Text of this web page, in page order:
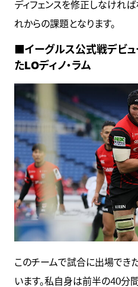
ディフェンスを修正しなければ
れからの課題となります。
■イーグルス公式戦デビ
たLOディノ・ラム
このチームで試合に出場でき
います。私自身は前半の40分